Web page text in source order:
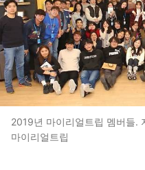
2019년 마이리얼트립 멤버들.
마이리얼트립